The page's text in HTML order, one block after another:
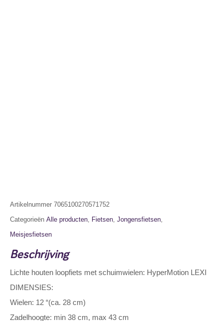
Artikelnummer 7065100270571752
Categorieën Alle producten, Fietsen, Jongensfietsen,
Meisjesfietsen
Beschrijving
Lichte houten loopfiets met schuimwielen: HyperMotion LEXI
DIMENSIES:
Wielen: 12 “(ca. 28 cm)
Zadelhoogte: min 38 cm, max 43 cm